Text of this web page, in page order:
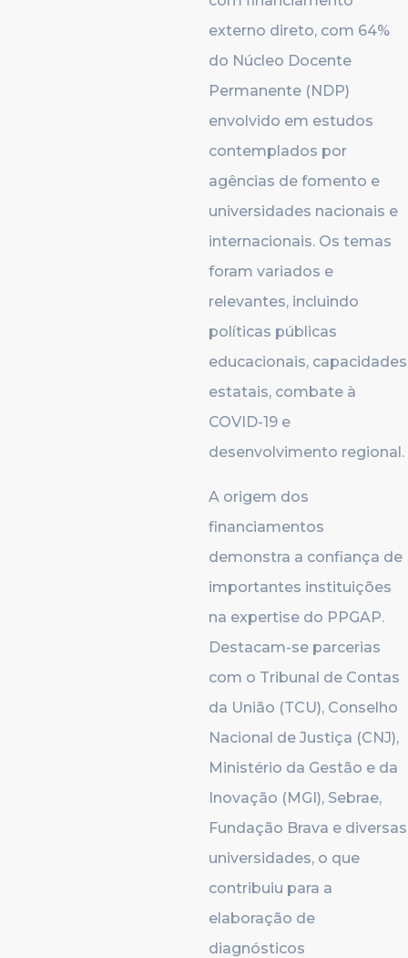
externo direto, com 64%
do Núcleo Docente
Permanente (NDP)
envolvido em estudos
contemplados por
agências de fomento e
universidades nacionais e
internacionais. Os temas
foram variados e
relevantes, incluindo
políticas públicas
educacionais, capacidades
estatais, combate à
COVID-19 e
desenvolvimento regional.
A origem dos
financiamentos
demonstra a confiança de
importantes instituições
na expertise do PPGAP.
Destacam-se parcerias
com o Tribunal de Contas
da União (TCU), Conselho
Nacional de Justiça (CNJ),
Ministério da Gestão e da
Inovação (MGI), Sebrae,
Fundação Brava e diversas
universidades, o que
contribuiu para a
elaboração de
diagnósticos